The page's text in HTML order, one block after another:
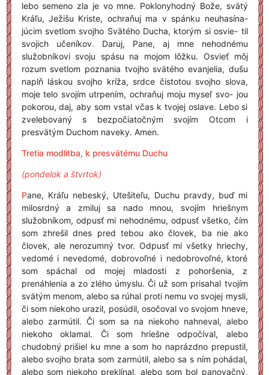
lebo semeno zla je vo mne. Poklonyhodný Bože, svätý
Kráľu, Ježišu Kriste, ochraňuj ma v spánku neuhasína-
júcim svetlom svojho Svätého Ducha, ktorým si osvie- til
svojich učeníkov. Daruj, Pane, aj mne nehodnému
služobníkovi svoju spásu na mojom lôžku. Osvieť môj
rozum svetlom poznania tvojho svätého evanjelia, dušu
naplň láskou svojho kríža, srdce čistotou svojho slova,
moje telo svojím utrpením, ochraňuj moju myseľ svo- jou
pokorou, daj, aby som vstal včas k tvojej oslave. Lebo si
zvelebovaný s bezpočiatočným svojím Otcom i
presvätým Duchom naveky. Amen.
Tretia modlitba, k presvätému Duchu
(pondelok a štvrtok)
Pane, Kráľu nebeský, Utešiteľu, Duchu pravdy, buď mi
milosrdný a zmiluj sa nado mnou, svojím hriešnym
služobníkom, odpusť mi nehodnému, odpusť všetko, čím
som zhrešil dnes pred tebou ako človek, ba nie ako
človek, ale nerozumný tvor. Odpusť mi všetky hriechy,
vedomé i nevedomé, dobrovoľné i nedobrovoľné, ktoré
som spáchal od mojej mladosti z pohoršenia, z
prenáhlenia a zo zlého úmyslu. Či už som prisahal tvojím
svätým menom, alebo sa rúhal proti nemu vo svojej mysli,
či som niekoho urazil, posúdil, osočoval vo svojom hneve,
alebo zarmútil. Či som sa na niekoho nahneval, alebo
niekoho oklamal. Či som hriešne odpočíval, alebo
chudobný prišiel ku mne a som ho naprázdno prepustil,
alebo svojho brata som zarmútil, alebo sa s ním pohádal,
alebo som niekoho preklínal, alebo som bol panovačný,